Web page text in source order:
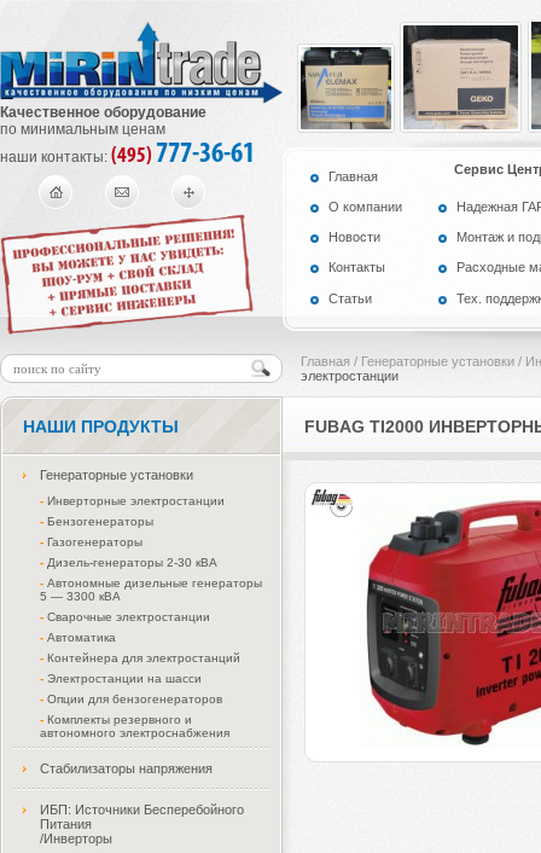
Качественное оборудование
по минимальным ценам
наши контакты: (495) 777-36-61
Главная
О компании
Новости
Контакты
Статьи
Сервис
Надежная
Монтаж и
Расходные
Тех.
Главная / Генераторные установки /
электростанции
НАШИ ПРОДУКТЫ
Генераторные установки
- Инверторные электростанции
- Бензогенераторы
- Газогенераторы
- Дизель-генераторы 2-30 кВА
- Автономные дизельные генераторы
5 — 3300 кВА
- Сварочные электростанции
- Автоматика
- Контейнера для электростанций
- Электростанции на шасси
- Опции для бензогенераторов
- Комплекты резервного и
автономного электроснабжения
Стабилизаторы напряжения
ИБП: Источники Бесперебойного
Питания
/Инверторы
FUBAG TI2000